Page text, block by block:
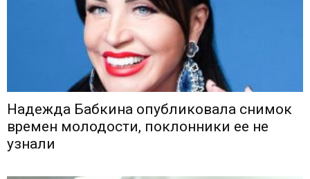
Надежда Бабкина опубликовала снимок
времен молодости, поклонники ее не
узнали